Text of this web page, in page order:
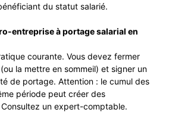
du statut salarié.
entreprise à portage salarial en
courante. Vous devez fermer
la mettre en sommeil) et signer un
de portage. Attention : le cumul des
période peut créer des
un expert-comptable.